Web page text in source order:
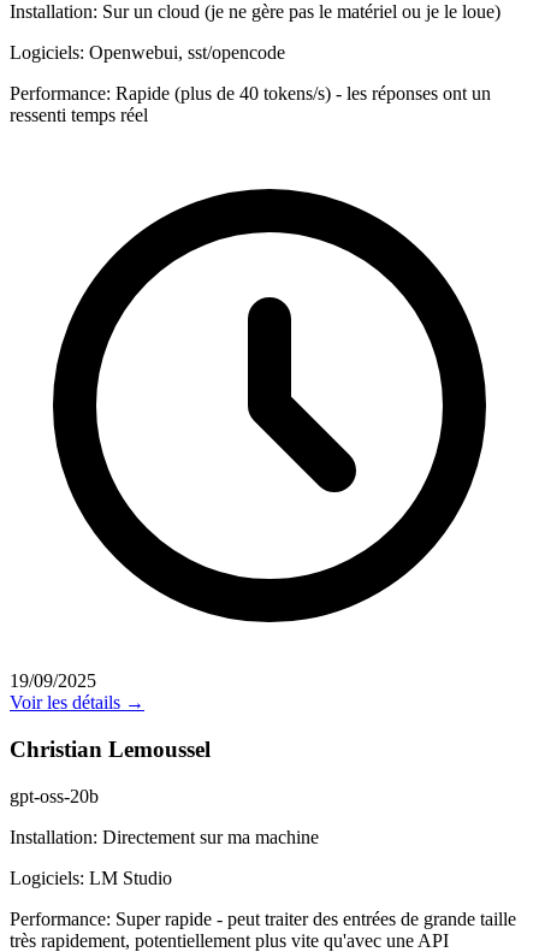
Installation: Sur un cloud (je ne gère pas le matériel ou je le loue)
Logiciels: Openwebui, sst/opencode
Performance: Rapide (plus de 40 tokens/s) - les réponses ont un
ressenti temps réel
19/09/2025
Voir les détails →
Christian Lemoussel
gpt-oss-20b
Installation: Directement sur ma machine
Logiciels: LM Studio
Performance: Super rapide - peut traiter des entrées de grande taille
très rapidement, potentiellement plus vite qu'avec une API